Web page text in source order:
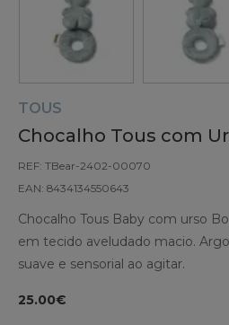
TOUS
Chocalho Tous com
REF: TBear-2402-00070
EAN: 8434134550643
Chocalho Tous Baby com urso
em tecido aveludado macio.
suave e sensorial ao agitar.
25.00€